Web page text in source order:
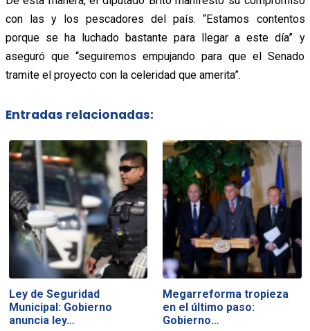
con las y los pescadores del país. “Estamos contentos
porque se ha luchado bastante para llegar a este día” y
aseguró que “seguiremos empujando para que el Senado
tramite el proyecto con la celeridad que amerita”.
Entradas relacionadas:
Ley de Seguridad
Municipal: Gobierno
anuncia ley…
Megarreforma tropieza
en el último paso:
Gobierno…